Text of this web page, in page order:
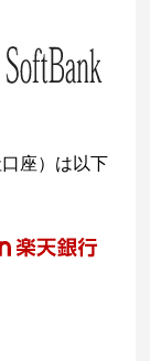
座）は以下